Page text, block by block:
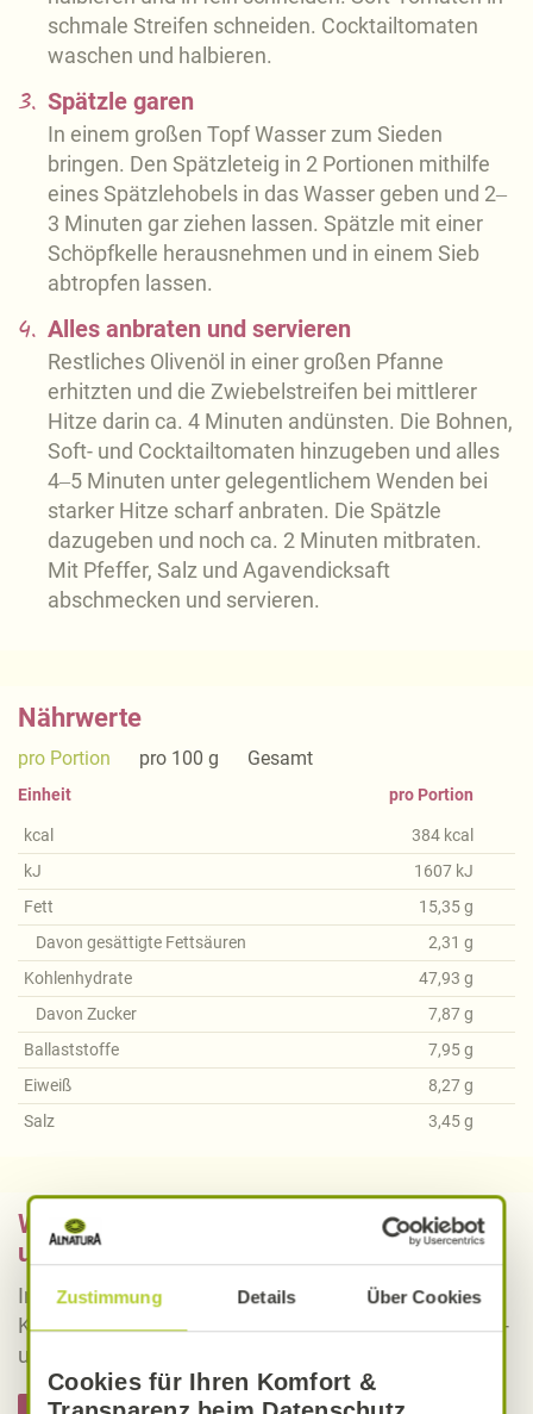
Zustimmung Details Über Cookies
Cookies für Ihren Komfort &
schmale Streifen schneiden. Cocktailtomaten
waschen und halbieren.
3. Spätzle garen
In einem großen Topf Wasser zum Sieden
bringen. Den Spätzleteig in 2 Portionen mithilfe
eines Spätzlehobels in das Wasser geben und 2‒
3 Minuten gar ziehen lassen. Spätzle mit einer
Schöpfkelle herausnehmen und in einem Sieb
abtropfen lassen.
4. Alles anbraten und servieren
Restliches Olivenöl in einer großen Pfanne
erhitzten und die Zwiebelstreifen bei mittlerer
Hitze darin ca. 4 Minuten andünsten. Die Bohnen,
Soft- und Cocktailtomaten hinzugeben und alles
4‒5 Minuten unter gelegentlichem Wenden bei
starker Hitze scharf anbraten. Die Spätzle
dazugeben und noch ca. 2 Minuten mitbraten.
Mit Pfeffer, Salz und Agavendicksaft
abschmecken und servieren.
Nährwerte
pro Portion pro 100 g Gesamt
Einheit
kcal
kJ
Fett
Davon gesättigte Fettsäuren
Kohlenhydrate
Davon Zucker
Ballaststoffe
Eiweiß
Salz
pro Portion
384 kcal
1607 kJ
15,35g
2,31 g
47,93 g
7,87g
7,95g
8,27g
3,45g
Was bedeutet vegan, vegetarisch, gluten-
und laktosefrei bei Alnatura Rezepten?
Informieren Sie sich über die genaue Erklärung der
Kennzeichnung von veganen, vegetarischen, gluten-
und laktosefreien Alnatura Rezepten.